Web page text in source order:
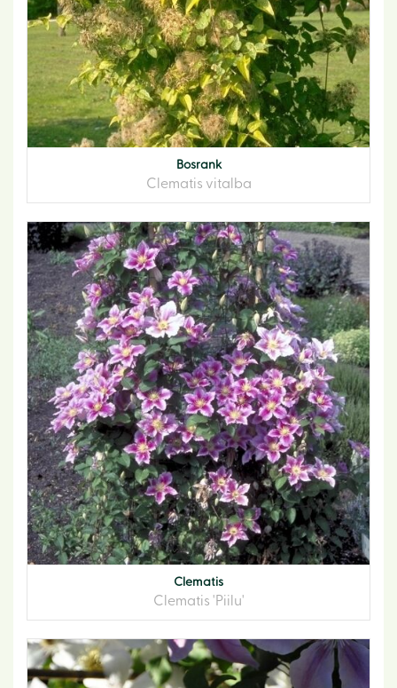
Bosrank
Clematis vitalba
Clematis
Clematis 'Piilu'